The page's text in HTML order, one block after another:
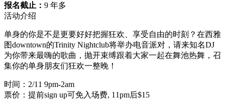
报名截止： 9 年多
活动介绍
单身的你是不是更要好好把握狂欢、享受自由的时刻？在西雅
图downtown的Trinity Nightclub将举办电音派对，请来知名DJ
为你带来最嗨的歌曲，抛开束缚跟着大家一起在舞池热舞，召
集你的单身朋友们狂欢一整晚！
时间：2/11 9pm-2am
票价：提前sign up可免入场费, 11pm后$15